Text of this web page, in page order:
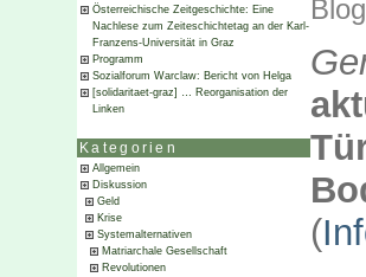
Österreichische Zeitgeschichte: Eine
Nachlese zum Zeiteschichtetag an der Karl-
Franzens-Universität in Graz
Programm
Sozialforum Warclaw: Bericht von Helga
[solidaritaet-graz] … Reorganisation der
Linken
Kategorien
Allgemein
Diskussion
Geld
Krise
Systemalternativen
Matriarchale Gesellschaft
Revolutionen
(